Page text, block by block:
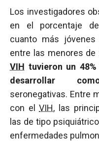
Los investigadores
en el porcentaje
cuanto más
entre las menores de
VIH tuvieron un
desarrollar
seronegativas. Entre
con elVIH, las
las de tipo
enfermedades